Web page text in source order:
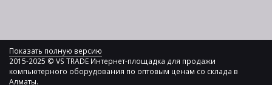
Показать полную версию
2015-2025 © VS TRADE Интернет-площадка для продажи
компьютерного оборудования по оптовым ценам со склада в
Алматы.